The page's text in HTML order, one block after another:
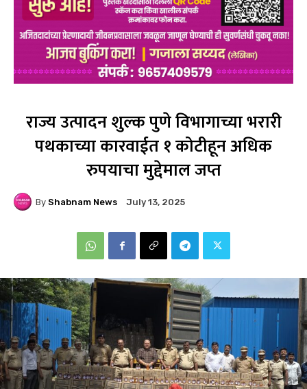
राज्य उत्पादन शुल्क पुणे विभागाच्या भरारी
पथकाच्या कारवाईत १ कोटीहून अधिक
रुपयाचा मुद्देमाल जप्त
By Shabnam News July 13, 2025